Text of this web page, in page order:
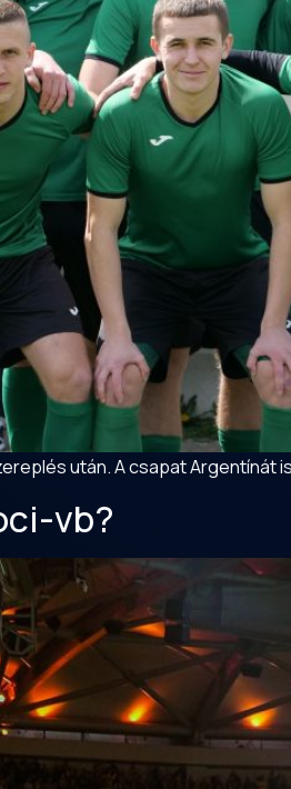
után. A csapat Argentínát
vb?